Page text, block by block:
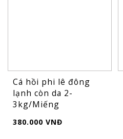
Cá hồi phi lê đông
lạnh còn da 2-
3kg/Miếng
380.000 VNĐ